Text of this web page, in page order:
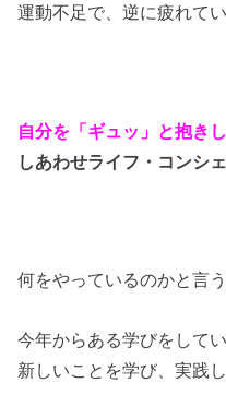
運動不足で、逆に疲れてい
自分を「ギュッ」と抱き
しあわせライフ・コンシ
何をやっているのかと言う
今年からある学びをして
新しいことを学び、実践し